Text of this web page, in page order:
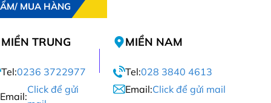
MUA HÀNG
MIỀN TRUNG
Tel:0236 3722977
Email:
Click để gửi
MIỀN NAM
Tel:028 3840 4613
Email:Click để gửi mail